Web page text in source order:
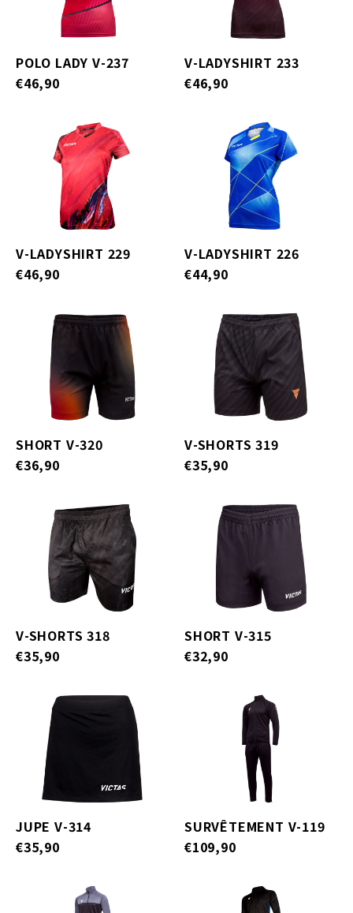
POLO LADY V-237
€46,90
V-LADYSHIRT 233
€46,90
V-LADYSHIRT 229
€46,90
V-LADYSHIRT 226
€44,90
SHORT V-320
€36,90
V-SHORTS 319
€35,90
V-SHORTS 318
€35,90
SHORT V-315
€32,90
JUPE V-314
€35,90
SURVÊTEMENT V-119
€109,90